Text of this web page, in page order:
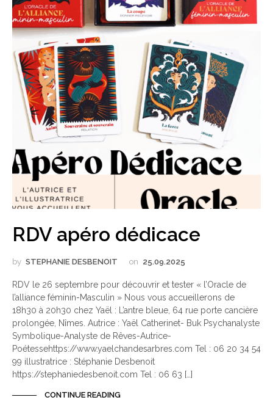
RDV apéro dédicace
by STEPHANIE DESBENOIT on 25.09.2025
RDV le 26 septembre pour découvrir et tester « l’Oracle de
l’alliance féminin-Masculin » Nous vous accueillerons de
18h30 à 20h30 chez Yaël : L’antre bleue, 64 rue porte cancière
prolongée, Nîmes. Autrice : Yaël Catherinet- Buk Psychanalyste
Symbolique-Analyste de Rêves-Autrice-
Poétessehttps://www.yaelchandesarbres.com Tel : 06 20 34 54
99 illustratrice : Stéphanie Desbenoit
https://stephaniedesbenoit.com Tel : 06 63 […]
CONTINUE READING